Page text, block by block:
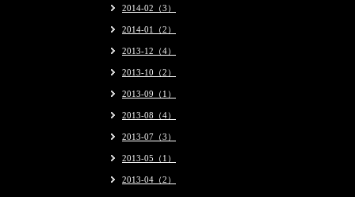
2014-02（3）
2014-01（2）
2013-12（4）
2013-10（2）
2013-09（1）
2013-08（4）
2013-07（3）
2013-05（1）
2013-04（2）